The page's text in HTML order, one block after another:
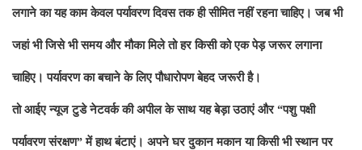
लगाने का यह काम केवल पर्यावरण दिवस तक ही सीमित नहीं रहना चाहिए। जब भी
जहां भी जिसे भी समय और मौका मिले तो हर किसी को एक पेड़ जरूर लगाना
चाहिए। पर्यावरण का बचाने के लिए पौधारोपण बेहद जरूरी है।
तो आईए न्यूज टुडे नेटवर्क की अपील के साथ यह बेड़ा उठाएं और“पशु पक्षी
पर्यावरण संरक्षण” में हाथ बंटाएं। अपने घर दुकान मकान या किसी भी स्थान पर